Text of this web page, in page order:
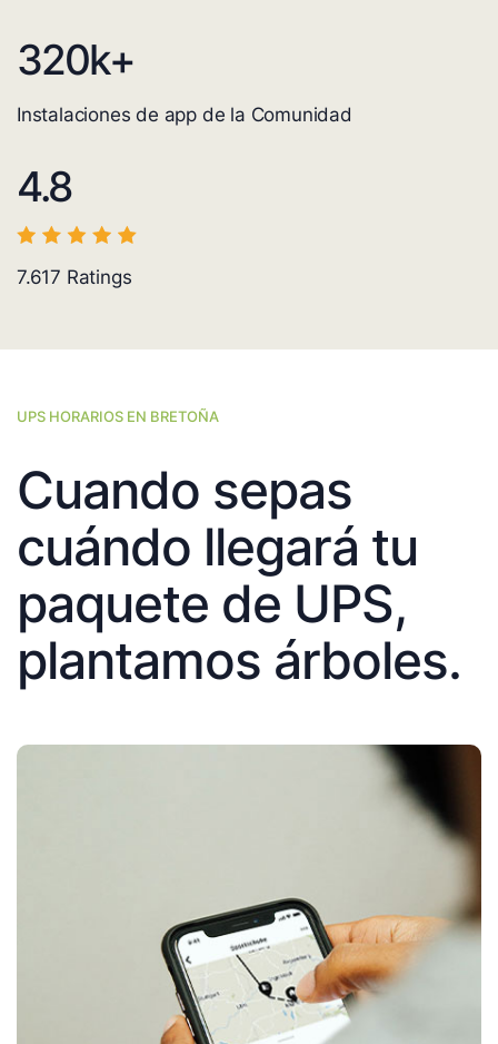
320k+
Instalaciones de app de la Comunidad
4.8
7.617 Ratings
UPS HORARIOS EN BRETOÑA
Cuando sepas
cuándo llegará tu
paquete de UPS,
plantamos árboles.